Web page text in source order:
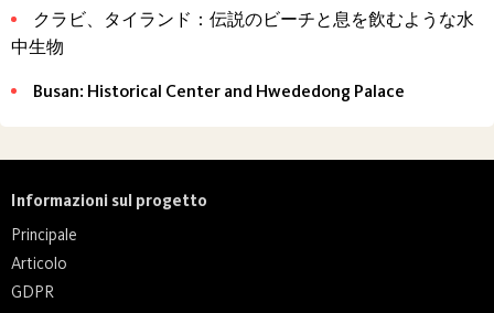
クラビ、タイランド：伝説のビーチと息を飲むような水
中生物
Busan: Historical Center and Hwededong Palace
Informazioni sul progetto
Principale
Articolo
GDPR